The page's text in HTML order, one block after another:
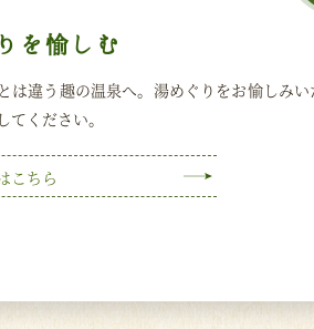
を愉しむ
は違う趣の温泉へ。湯めぐりをお愉しみ
てください。
こちら